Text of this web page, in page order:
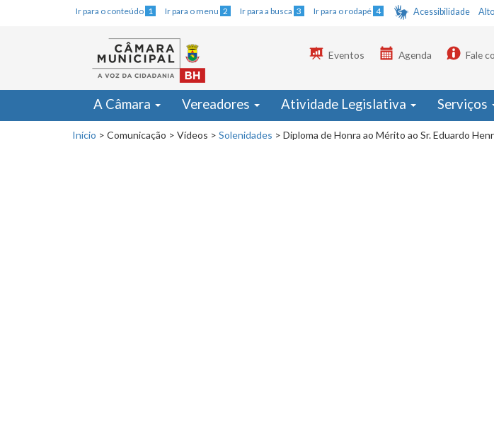
Ir para o conteúdo 1 Ir para o menu 2 Ir para a busca 3 Ir para o rodapé 4 Acessibilidade
Eventos Agenda Fale
A Câmara Vereadores Atividade Legislativa Serviços
Início > Comunicação > Vídeos > Solenidades > Diploma de Honra ao Mérito ao Sr. Eduardo